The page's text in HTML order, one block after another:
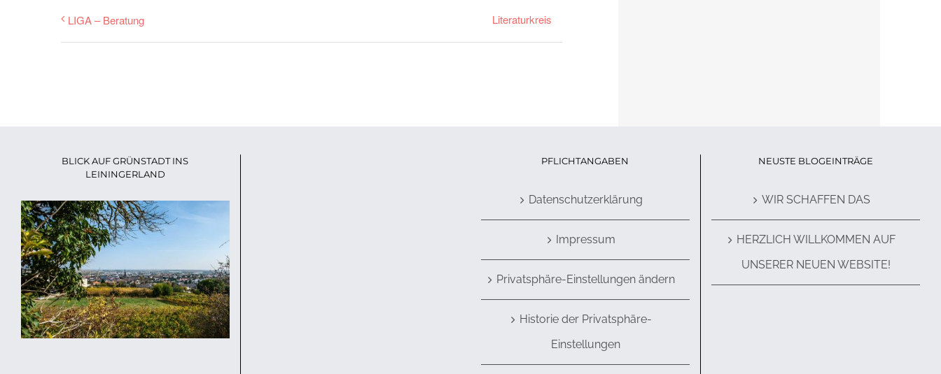
LIGA – Beratung Literaturkreis
BLICK AUF GRÜNSTADT INS
LEININGERLAND
PFLICHTANGABEN
Datenschutzerklärung
Impressum
Privatsphäre-Einstellungen ändern
Historie der Privatsphäre-
Einstellungen
NEUSTE BLOGEINTRÄGE
WIR SCHAFFEN DAS
HERZLICH WILLKOMMEN AUF
UNSERER NEUEN WEBSITE!